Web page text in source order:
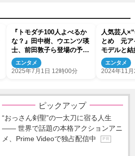
『トモダチ100人よべるか
な？』田中樹、ウエンツ瑛
士、前田敦子ら登場の予告
解禁
エンタメ
2025年7月1日 12時00分
人気芸人
とめ 元ア
モデルと
歳差”夫婦
エンタメ
2024年11
ピックアップ
“おっさん剣聖”の一太刀に宿る人生
―― 世界で話題の本格アクションアニ
メ、Prime Videoで独占配信中
P R